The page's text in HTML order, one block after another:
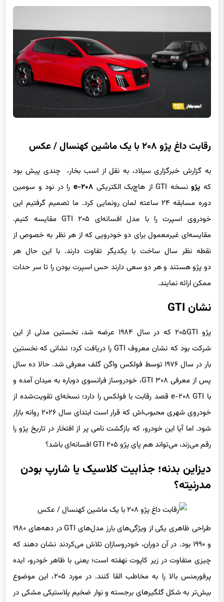
رقابت داغ پژو ۲۰۸ با یک ماشین کهنسال / عکس
به گزارش خبرگزاری سیلاد، به نقل از اسب بخار، چندی پیش بود
که پژونسخه GTI از هاچ‌بک الکتریکی e-۲۰۸ را در نود و سومین
دوره مسابقه ۲۴ ساعته لمان رونمایی کرد. ما تصمیم گرفتیم این
خودروی اسپرت را با مدل افسانه‌ای ۲۰۵ GTI مقایسه کنیم.
مقایسه‌ای غیرمعمول برای دو خودرویی که از هر نظر به خصوص از
نقطه نظر سال ساخت با یکدیگر تفاوت دارند. با این حال هر
دو پژو هستند و هر دو سعی دارند حس اسپرت بودن را تا سر حدات
ممکن ارائه نمایند.
نشان GTI
پژو ۲۰۵GTI که در سال ۱۹۸۴ عرضه شد، نخستین مدلی از این
شرکت بود که نشان معروف GTI را دریافت کرد؛ نشانی که نخستین‌
بار در سال ۱۹۷۶ توسط فولکس‌ واگن گلف معرفی شد. حالا ده سال
پس از معرفی ۳۰۸ GTI، خودروساز فرانسوی دوباره به میدان آمده و
با e-۲۰۸ GTI قصد رقابت با فولکس را دارد؛ نسخه‌ای تقویت‌شده از
خودروی شهری محبوب‌اش که قرار است ابتدای سال ۲۰۲۶ روانه بازار
شود. اما آیا این خودرو، که بازگشت نامی پر از افتخار در تاریخ پژو را
رقم می‌زند، می‌تواند هم‌ پای پژو ۲۰۵ GTI افسانه‌ای باشد؟
دیزاین بدنه؛ جذابیت کلاسیک یا شارپ بودن
مدرنیته؟
طراحی ظاهری یکی از ویژگی‌های بارز مدل‌های GTI در دهه‌های ۱۹۸۰
و ۱۹۹۰ بود. در آن دوران، خودروسازان تلاش می‌کردند نشان دهند که
چیزی متفاوت در زیر کاپوت نهفته است؛ یعنی با ظاهر خودرو، ایده‌
پرفورمنس بالا را به مخاطب القا کنند. در مورد ۲۰۵، این موضوع
بیش‌تر به شکل گلگیرهای برجسته و نوار ضخیم پلاستیکی مشکی در